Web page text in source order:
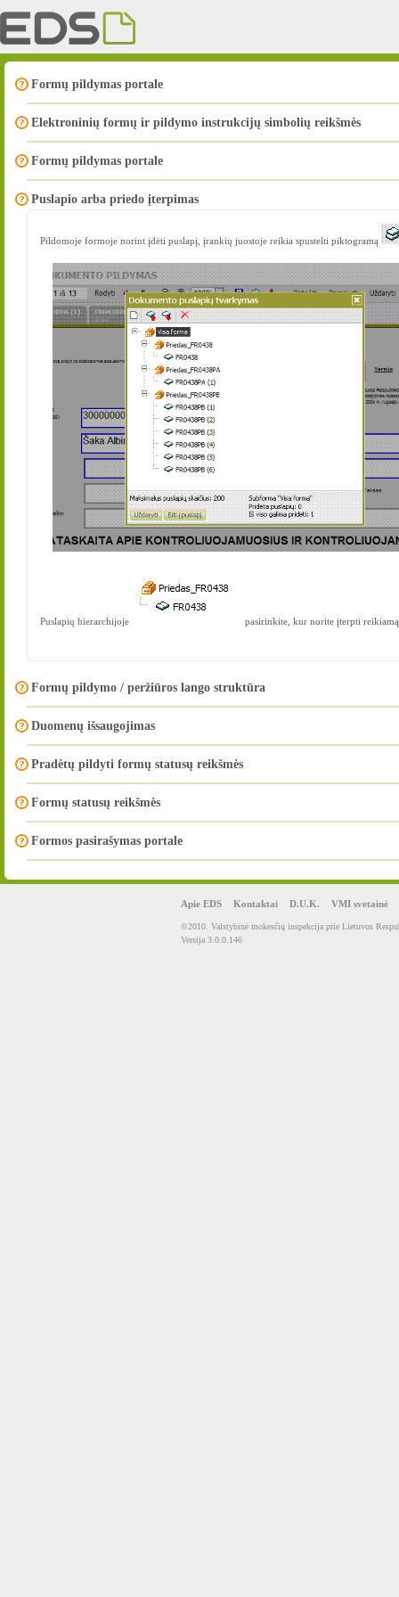
Formų pildymas portale
Elektroninių formų ir pildymo instrukcijų simbolių reikšmės
Formų pildymas portale
Puslapio arba priedo įterpimas
Pildomoje formoje norint įdėti puslapį, įrankių juostoje reikia spustelti piktogramą
Puslapių hierarchijoje pasirinkite, kur norite įterpti
Formų pildymo / peržiūros lango struktūra
Duomenų išsaugojimas
Pradėtų pildyti formų statusų reikšmės
Formų statusų reikšmės
Formos pasirašymas portale
Apie EDS Kontaktai D.U.K. VMI svetainė
©2010. Valstybinė mokesčių inspekcija prie Lietuvos
Versija 3.0.0.146